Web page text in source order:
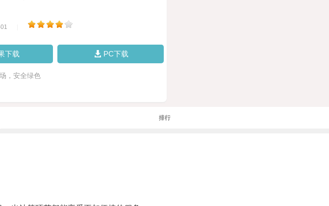
下载 PC下载
，安全绿色
排行